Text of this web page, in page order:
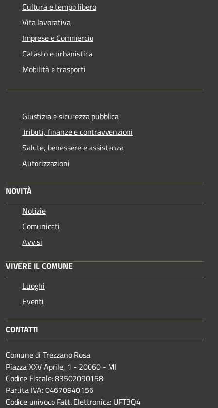
Cultura e tempo libero
Vita lavorativa
Imprese e Commercio
Catasto e urbanistica
Mobilità e trasporti
Giustizia e sicurezza pubblica
Tributi, finanze e contravvenzioni
Salute, benessere e assistenza
Autorizzazioni
NOVITÀ
Notizie
Comunicati
Avvisi
VIVERE IL COMUNE
Luoghi
Eventi
CONTATTI
Comune di Trezzano Rosa
Piazza XXV Aprile, 1 - 20060 - MI
Codice Fiscale: 83502090158
Partita IVA: 04670940156
Codice univoco Fatt. Elettronica: UFTBQ4